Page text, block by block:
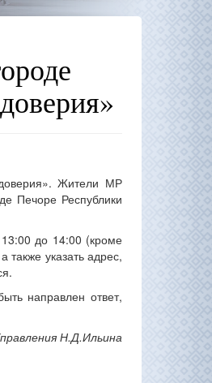
Жители МР
Печоре Республики
до 14:00 (кроме
указать адрес,
направлен ответ,
Н.Д.Ильина